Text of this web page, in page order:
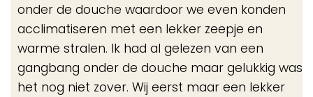
onder de douche waardoor we even konden
acclimatiseren met een lekker zeepje en
warme stralen. Ik had al gelezen van een
gangbang onder de douche maar gelukkig was
het nog niet zover. Wij eerst maar een lekker